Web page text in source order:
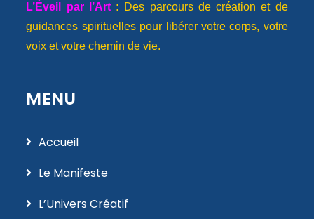
L’Éveil par l’Art: Des parcours de création et de
guidances spirituelles pour libérer votre corps, votre
voix et votre chemin de vie.
MENU
Accueil
Le Manifeste
L’Univers Créatif